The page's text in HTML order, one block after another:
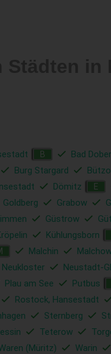
B Bad
Burg Stargard
Dömitz E
Goldberg Grabow
Güstrow
Kühlungsborn
Malchin
Neukloster Neustadt-
Plau am See Putbus
Rostock, Hansestadt
Sternberg
Teterow
(Müritz) Warin